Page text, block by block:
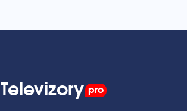
Televizory pro